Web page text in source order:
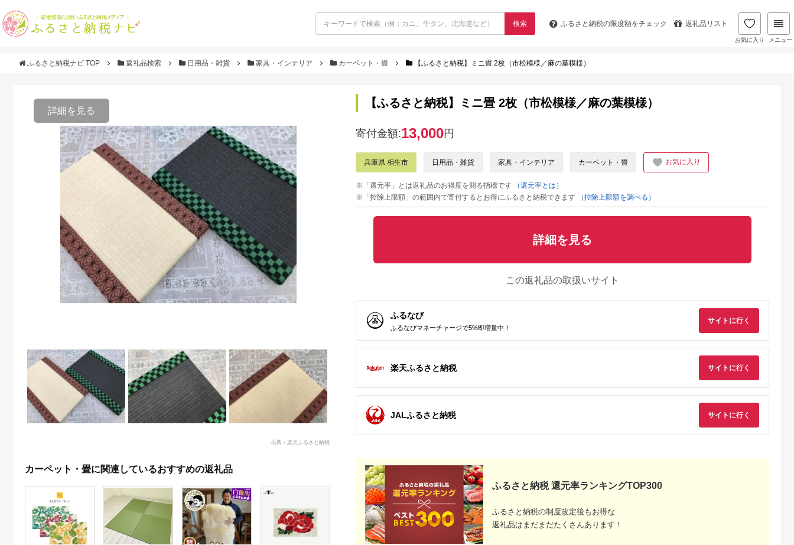
検索 ふるさと納税の限度額をチェック 返礼品リスト
お気に入り メニュー
ふるさと納税ナビ TOP 返礼品検索 日用品・雑貨 家具・インテリア カーペット・畳 【ふるさと納税】ミニ畳 2枚（市松模様／麻の葉模様）
詳細を見る
出典：楽天ふるさと納税
カーペット・畳に関連しているおすすめの返礼品
【ふるさと納税】ミニ畳 2枚（市松模様／麻の葉模様）
寄付金額:13,000円
兵庫県 相生市 日用品・雑貨 家具・インテリア カーペット・畳 お気に入り
※「還元率」とは返礼品のお得度を測る指標です
（還元率とは）
※「控除上限額」の範囲内で寄付するとお得にふるさと納税できます
（控除上限額を調べる）
詳細を見る
この返礼品の取扱いサイト
ふるなび
ふるなびマネーチャージで5%即増量中！
サイトに行く
楽天ふるさと納税 サイトに行く
JALふるさと納税 サイトに行く
ふるさと納税 還元率ランキングTOP300
ふるさと納税の制度改定後もお得な
返礼品はまだまだたくさんあります！